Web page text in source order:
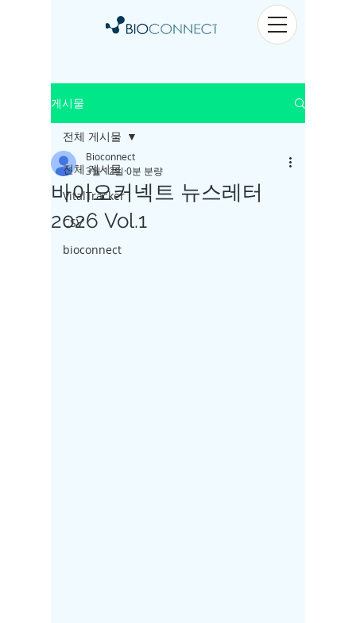
게시물
전체 게시물
VitalTracker
CSV
bioconnect
전체 게시물
바이오커넥트 뉴스레터
2026 Vol.1
Bioconnect
3월 12일 0분 분량